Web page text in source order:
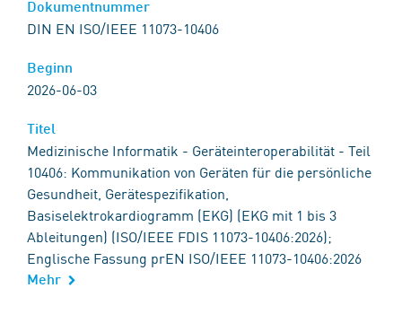
Dokumentnummer
DIN EN ISO/IEEE 11073-10406
Beginn
2026-06-03
Titel
Medizinische Informatik - Geräteinteroperabilität - Teil
10406: Kommunikation von Geräten für die persönliche
Gesundheit, Gerätespezifikation,
Basiselektrokardiogramm (EKG) (EKG mit 1 bis 3
Ableitungen) (ISO/IEEE FDIS 11073-10406:2026);
Englische Fassung prEN ISO/IEEE 11073-10406:2026
Mehr